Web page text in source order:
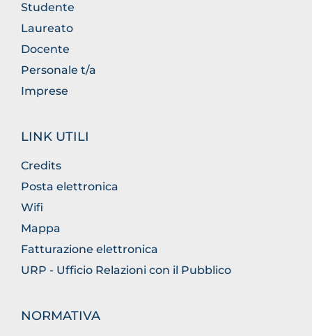
Studente
Laureato
Docente
Personale t/a
Imprese
LINK UTILI
Credits
Posta elettronica
Wifi
Mappa
Fatturazione elettronica
URP - Ufficio Relazioni con il Pubblico
NORMATIVA